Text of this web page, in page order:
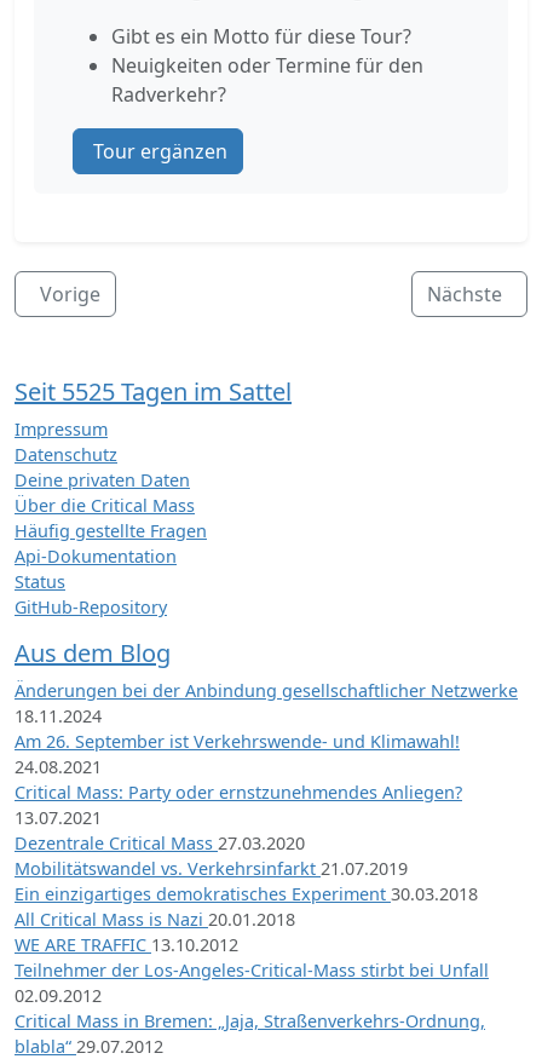
Gibt es ein Motto für diese Tour?
Neuigkeiten oder Termine für den
Radverkehr?
Tour ergänzen
Vorige Nächste
Seit 5525 Tagen im Sattel
Impressum
Datenschutz
Deine privaten Daten
Über die Critical Mass
Häufig gestellte Fragen
Api-Dokumentation
Status
GitHub-Repository
Aus dem Blog
Änderungen bei der Anbindung gesellschaftlicher Netzwerke
18.11.2024
Am 26. September ist Verkehrswende- und Klimawahl!
24.08.2021
Critical Mass: Party oder ernstzunehmendes Anliegen?
13.07.2021
Dezentrale Critical Mass 27.03.2020
Mobilitätswandel vs. Verkehrsinfarkt 21.07.2019
Ein einzigartiges demokratisches Experiment 30.03.2018
All Critical Mass is Nazi 20.01.2018
WE ARE TRAFFIC 13.10.2012
Teilnehmer der Los-Angeles-Critical-Mass stirbt bei Unfall
02.09.2012
Critical Mass in Bremen: „Jaja, Straßenverkehrs-Ordnung,
blabla“ 29.07.2012